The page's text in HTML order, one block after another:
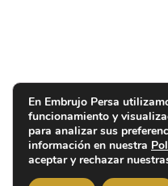
En Embrujo Persa
funcionamiento y
para analizar sus
información en nuestra
aceptar y rechazar